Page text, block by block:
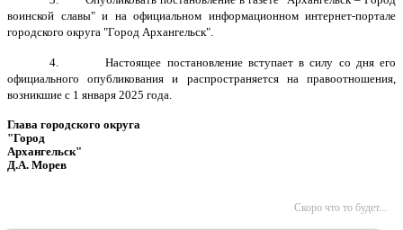
воинской славы" и на официальном информационном интернет-портале
городского округа "Город Архангельск".
4.
Настоящее постановление вступает в силу со дня его
официального опубликования и распространяется на правоотношения,
возникшие с 1 января 2025 года.
Глава городского округа
"Город
Архангельск"
Д.А. Морев
Скоро что то будет...